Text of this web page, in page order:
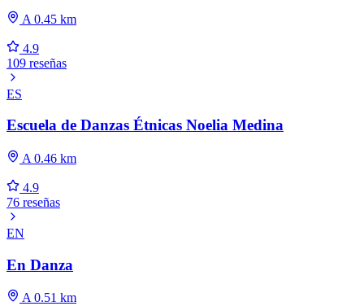
A 0.45 km
4.9
109 reseñas
ES
Escuela de Danzas Étnicas Noelia Medina
A 0.46 km
4.9
76 reseñas
EN
En Danza
A 0.51 km